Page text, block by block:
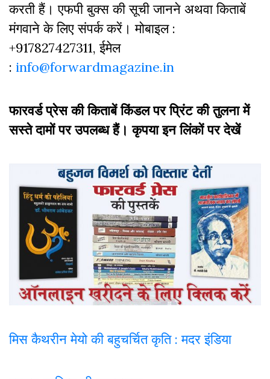
करती हैं। एफपी बुक्‍स की सूची जानने अथवा किताबें
मंगवाने के लिए संपर्क करें। मोबाइल :
+917827427311, ईमेल
: info@forwardmagazine.in
फारवर्ड प्रेस की किताबें किंडल पर प्रिंट की तुलना में
सस्ते दामों पर उपलब्ध हैं। कृपया इन लिंकों पर देखें
मिस कैथरीन मेयो की बहुचर्चित कृति : मदर इंडिया